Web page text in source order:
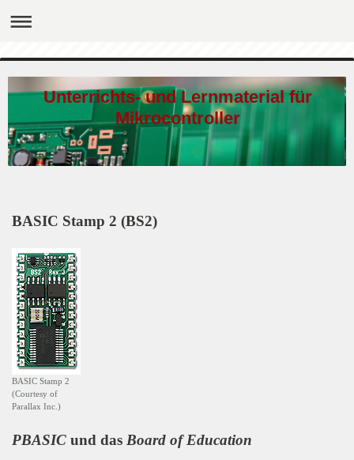
Unterrichts- und Lernmaterial für
Mikrocontroller
BASIC Stamp 2 (BS2)
BASIC Stamp 2
(Courtesy of
Parallax Inc.)
PBASIC und das Board of Education